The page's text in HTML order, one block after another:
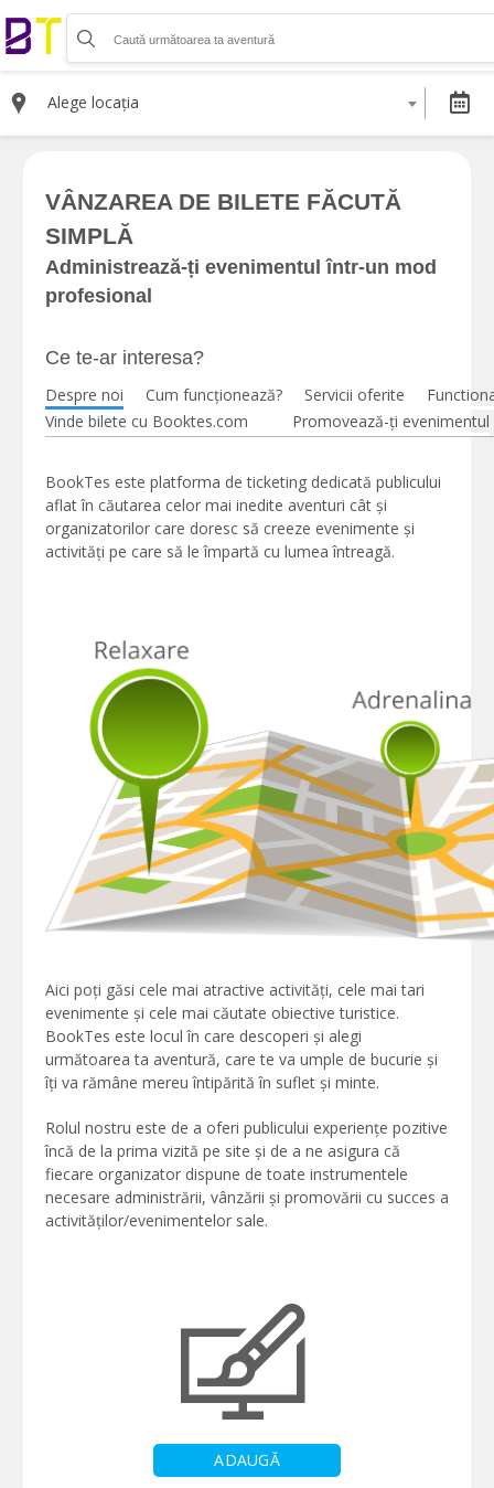
Alege locația
Organizează-ți activitatea
Listează-ți activitatea
Vinde bilete cu Booktes.com
Aplicația de control access
DESPRE NOI
Despre noi
Termeni și condiții pentru cumpărătorii de bilete
Termeni și condiții pentru organizatorii de evenimente
Politica de Confidențialitate
Selectează moneda
VÂNZAREA DE BILETE FĂCUTĂ
SIMPLĂ
Administrează-ți evenimentul într-un mod
profesional
Ce te-ar interesa?
Despre noi Cum funcționează? Servicii oferite
Vinde bilete cu Booktes.com
Promovează-ți evenimentul
BookTes este platforma de ticketing dedicată publicului
aflat în căutarea celor mai inedite aventuri cât și
organizatorilor care doresc să creeze evenimente și
activități pe care să le împartă cu lumea întreagă.
Aici poți găsi cele mai atractive activități, cele mai tari
evenimente și cele mai căutate obiective turistice.
BookTes este locul în care descoperi și alegi
următoarea ta aventură, care te va umple de bucurie și
îți va rămâne mereu întipărită în suflet și minte.
Rolul nostru este de a oferi publicului experiențe pozitive
încă de la prima vizită pe site și de a ne asigura că
fiecare organizator dispune de toate instrumentele
necesare administrării, vânzării și promovării cu succes a
activităților/evenimentelor sale.
ADAUGĂ